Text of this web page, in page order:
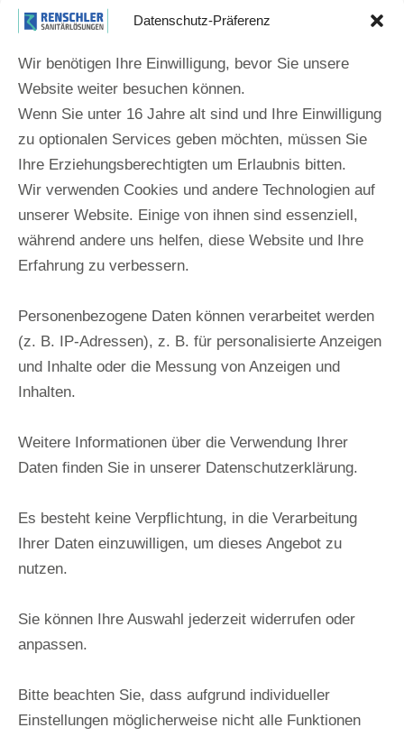
Datenschutz-Präferenz
Wir benötigen Ihre Einwilligung, bevor Sie unsere
Website weiter besuchen können.
Wenn Sie unter 16 Jahre alt sind und Ihre Einwilligung
zu optionalen Services geben möchten, müssen Sie
Ihre Erziehungsberechtigten um Erlaubnis bitten.
Wir verwenden Cookies und andere Technologien auf
unserer Website. Einige von ihnen sind essenziell,
während andere uns helfen, diese Website und Ihre
Erfahrung zu verbessern.
Personenbezogene Daten können verarbeitet werden
(z. B. IP-Adressen), z. B. für personalisierte Anzeigen
und Inhalte oder die Messung von Anzeigen und
Inhalten.
Weitere Informationen über die Verwendung Ihrer
Daten finden Sie in unserer Datenschutzerklärung.
Es besteht keine Verpflichtung, in die Verarbeitung
Ihrer Daten einzuwilligen, um dieses Angebot zu
nutzen.
Sie können Ihre Auswahl jederzeit widerrufen oder
anpassen.
Bitte beachten Sie, dass aufgrund individueller
Einstellungen möglicherweise nicht alle Funktionen
Ja. Für viele Kunden übernehmen wir
die regelmäßige
Dadurch bleiben Hygiene,
Geruchsschutz und Funktionsfähigkeit
dauerhaft gewährleistet.
WEITERE FRAGEN ZU
TECHNIK,
GERUCHSVERSCHLUSS,
MEMBRANSIPHONEN
FUNKTIONSWEISE
WASSERLOSER URINALE
FINDEN SIE IN UNSEREM
BEREICH.
Klicken Sie hier, um zur Haupt FAQ
EINSATZ
URINALE?